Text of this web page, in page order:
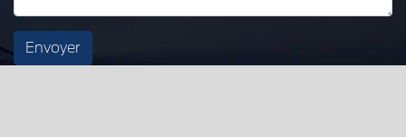
Envoyer